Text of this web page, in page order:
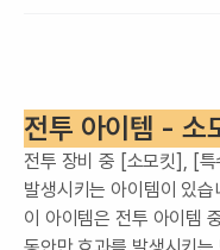
전투 아이템 - 소
전투 장비 중 [소모킷], [
발생시키는 아이템이 있습
이 아이템은 전투 아이템